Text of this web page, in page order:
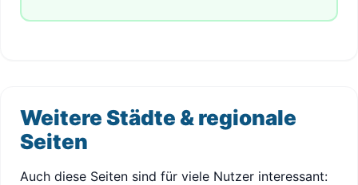
Weitere Städte & regionale
Seiten
Auch diese Seiten sind für viele Nutzer interessant: